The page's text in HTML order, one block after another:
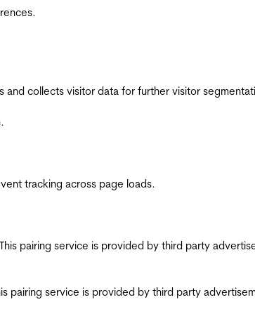
collects visitor data for further visitor
tracking across page loads.
pairing service is provided by third party
pairing service is provided by third party